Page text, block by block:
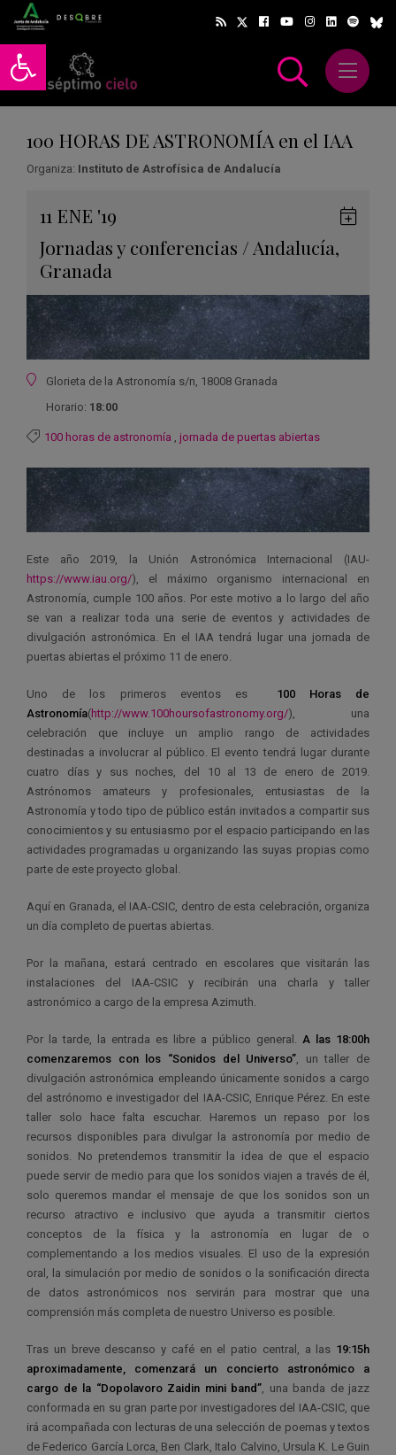
Abrir barra de herramientas
Abrir
100 HORAS DE ASTRONOMÍA en el IAA
Organiza: Instituto de Astrofísica de Andalucía
11 ENE '19
Jornadas y conferencias / Andalucía,
Granada
Ubicación
Glorieta de la Astronomía s/n, 18008 Granada
Horario: 18:00
100 horas de astronomía , jornada de puertas abiertas
Este año 2019, la Unión Astronómica Internacional (IAU-
https://www.iau.org/), el máximo organismo internacional en
Astronomía, cumple 100 años. Por este motivo a lo largo del año
se van a realizar toda una serie de eventos y actividades de
divulgación astronómica. En el IAA tendrá lugar una jornada de
puertas abiertas el próximo 11 de enero.
Uno de los primeros eventos es
100 Horas de
Astronomía(http://www.100hoursofastronomy.org/), una
celebración que incluye un amplio rango de actividades
destinadas a involucrar al público. El evento tendrá lugar durante
cuatro días y sus noches, del 10 al 13 de enero de 2019.
Astrónomos amateurs y profesionales, entusiastas de la
Astronomía y todo tipo de público están invitados a compartir sus
conocimientos y su entusiasmo por el espacio participando en las
actividades programadas u organizando las suyas propias como
parte de este proyecto global.
Aquí en Granada, el IAA-CSIC, dentro de esta celebración, organiza
un día completo de puertas abiertas.
Por la mañana, estará centrado en escolares que visitarán las
instalaciones del IAA-CSIC y recibirán una charla y taller
astronómico a cargo de la empresa Azimuth.
Por la tarde, la entrada es libre a público general. A las 18:00h
comenzaremos con los “Sonidos del Universo”, un taller de
divulgación astronómica empleando únicamente sonidos a cargo
del astrónomo e investigador del IAA-CSIC, Enrique Pérez. En este
taller solo hace falta escuchar. Haremos un repaso por los
recursos disponibles para divulgar la astronomía por medio de
sonidos. No pretendemos transmitir la idea de que el espacio
puede servir de medio para que los sonidos viajen a través de él,
solo queremos mandar el mensaje de que los sonidos son un
recurso atractivo e inclusivo que ayuda a transmitir ciertos
conceptos de la física y la astronomía en lugar de o
complementando a los medios visuales. El uso de la expresión
oral, la simulación por medio de sonidos o la sonificación directa
de datos astronómicos nos servirán para mostrar que una
comprensión más completa de nuestro Universo es posible.
Tras un breve descanso y café en el patio central, a las 19:15h
aproximadamente, comenzará un concierto astronómico a
cargo de la “Dopolavoro Zaidin mini band”, una banda de jazz
conformada en su gran parte por investigadores del IAA-CSIC, que
irá acompañada con lecturas de una selección de poemas y textos
de Federico García Lorca, Ben Clark, Italo Calvino, Ursula K. Le Guin